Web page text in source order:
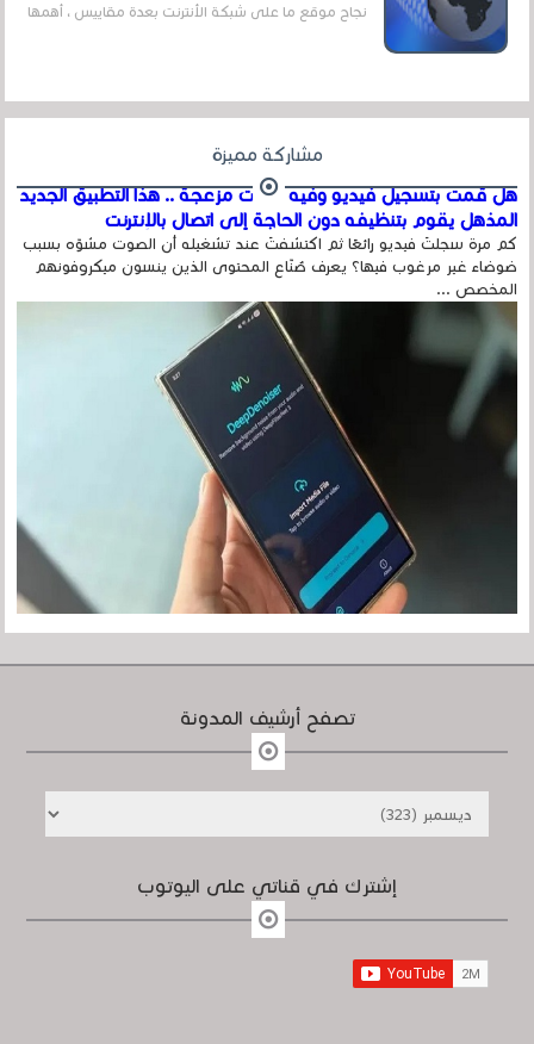
نجاح موقع ما على شبكة الأنترنت بعدة مقاييس ، أهمها
مشاركة مميزة
هل قمت بتسجيل فيديو وفيه أصوت مزعجة .. هذا التطبيق الجديد
المذهل يقوم بتنظيفه دون الحاجة إلى اتصال بالإنترنت
كم مرة سجلتَ فيديو رائعًا ثم اكتشفتَ عند تشغيله أن الصوت مشوّه بسبب
ضوضاء غير مرغوب فيها؟ يعرف صُنّاع المحتوى الذين ينسون ميكروفونهم
المخصص ...
تصفح أرشيف المدونة
إشترك في قناتي على اليوتوب